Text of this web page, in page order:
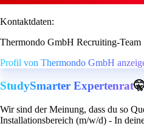
Kontaktdaten:
Thermondo GmbH Recruiting-Team
Profil von Thermondo GmbH
StudySmarter Expertenrat
Wir sind der Meinung, dass du so
Installationsbereich (m/w/d) - In